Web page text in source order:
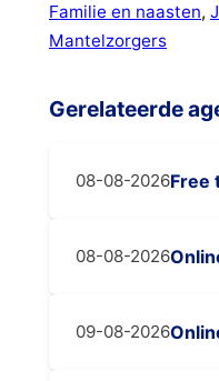
Familie en naasten,
Mantelzorgers
Gerelateerde
08-08-2026Free
08-08-2026
09-08-2026